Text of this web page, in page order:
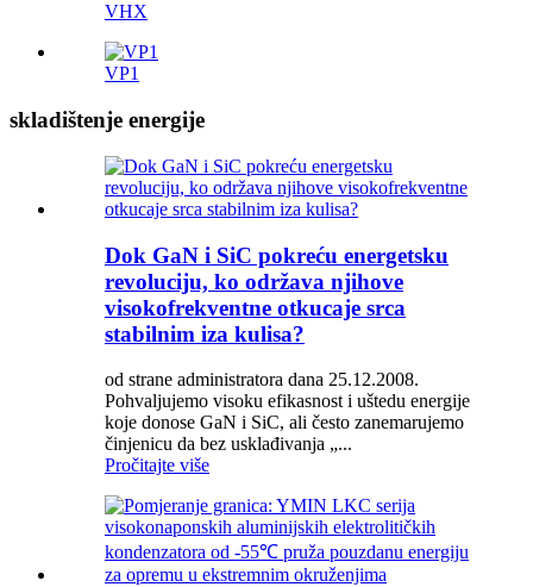
VHX
VP1
skladištenje energije
Dok GaN i SiC pokreću energetsku
revoluciju, ko održava njihove
visokofrekventne otkucaje srca
stabilnim iza kulisa?
od strane administratora dana 25.12.2008.
Pohvaljujemo visoku efikasnost i uštedu energije
koje donose GaN i SiC, ali često zanemarujemo
činjenicu da bez usklađivanja „...
Pročitajte više